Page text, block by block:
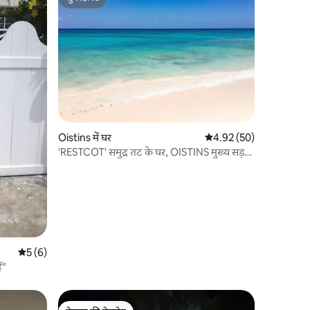
औसत रेटिंग 5 में से 5, 6 समीक्षाएँ
5 (6)
सुपरहोस्ट
Oistins में घर औसत रेटिंग 5 में से 4.92,
4.92 (50)
'RESTCOT' समुद्र तट के घर, OISTINS मुख्य सड़क